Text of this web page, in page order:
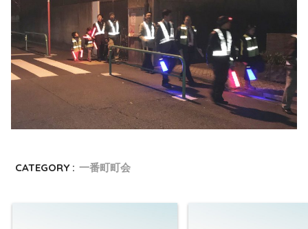
CATEGORY : 一番町町会